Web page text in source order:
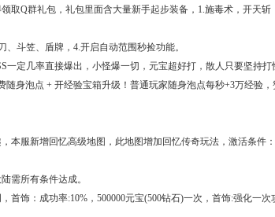
取Q群礼包，礼包里面含大量新手起步装备，1.施毒术，开天
、斗笠、盾牌，4.开启自动范围秒捡功能。
一定几率直接爆出，小怪爆一切，元宝超好打，散人只要坚持打
身泡点 + 开经验宝箱升级！普通玩家随身泡点每秒+3万经验
本服新增回忆高级地图，此地图增加回忆传奇玩法，激活条
需所有条件达成。
首饰：成功率:10%，500000元宝(500钻石)一次，首饰:强化一